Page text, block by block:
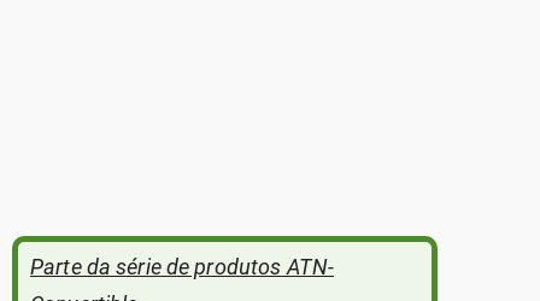
Parte da série de produtos ATN-